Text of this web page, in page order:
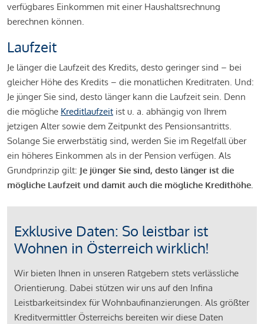
verfügbares Einkommen mit einer Haushaltsrechnung
berechnen können.
Laufzeit
Je länger die Laufzeit des Kredits, desto geringer sind – bei
gleicher Höhe des Kredits – die monatlichen Kreditraten. Und:
Je jünger Sie sind, desto länger kann die Laufzeit sein. Denn
die mögliche Kreditlaufzeit ist u. a. abhängig von Ihrem
jetzigen Alter sowie dem Zeitpunkt des Pensionsantritts.
Solange Sie erwerbstätig sind, werden Sie im Regelfall über
ein höheres Einkommen als in der Pension verfügen. Als
Grundprinzip gilt: Je jünger Sie sind, desto länger ist die
mögliche Laufzeit und damit auch die mögliche Kredithöhe.
Exklusive Daten: So leistbar ist
Wohnen in Österreich wirklich!
Wir bieten Ihnen in unseren Ratgebern stets verlässliche
Orientierung. Dabei stützen wir uns auf den Infina
Leistbarkeitsindex für Wohnbaufinanzierungen. Als größter
Kreditvermittler Österreichs bereiten wir diese Daten